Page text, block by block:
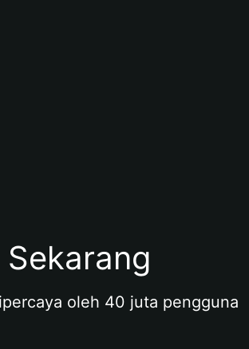
oleh 40 juta pengguna